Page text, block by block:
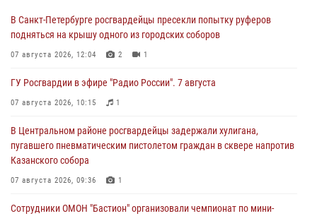
В Санкт-Петербурге росгвардейцы пресекли попытку руферов
подняться на крышу одного из городских соборов
07 августа 2026, 12:04 2 1
ГУ Росгвардии в эфире "Радио России". 7 августа
07 августа 2026, 10:15 1
В Центральном районе росгвардейцы задержали хулигана,
пугавшего пневматическим пистолетом граждан в сквере напротив
Казанского собора
07 августа 2026, 09:36 1
Сотрудники ОМОН "Бастион" организовали чемпионат по мини-